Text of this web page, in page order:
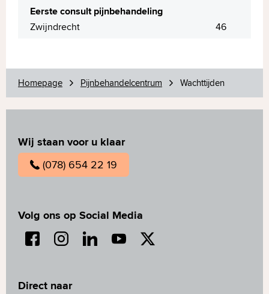
Eerste consult pijnbehandeling
Zwijndrecht
46
Homepage Pijnbehandelcentrum Wachttijden
Wij staan voor u klaar
(078) 654 22 19
Volg ons op Social Media
Direct naar